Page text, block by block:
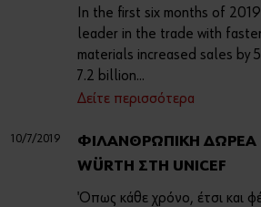
In the first six months of
leader in the trade with
materials increased sales by
7.2 billion...
Δείτε περισσότερα
10/7/2019
ΦΙΛΑΝΘΡΩΠΙΚΗ
WÜRTH ΣΤΗ UNICEF
Όπως κάθε χρόνο, έτσι και